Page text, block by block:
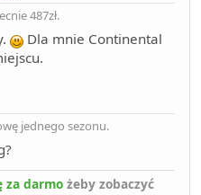
487zł.
Dla mnie Continental
jednego sezonu.
za darmo żeby zobaczyć